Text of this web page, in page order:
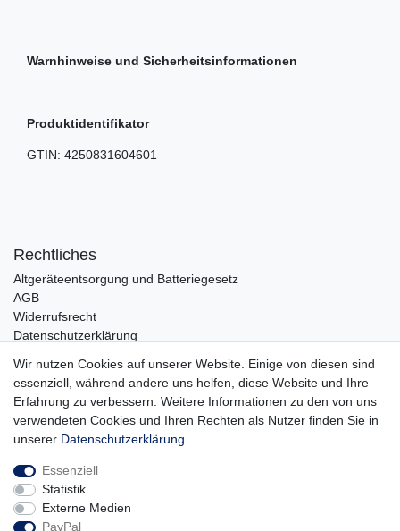
Warnhinweise und Sicherheitsinformationen
Produktidentifikator
GTIN: 4250831604601
Rechtliches
Altgeräteentsorgung und Batteriegesetz
AGB
Widerrufsrecht
Datenschutzerklärung
Impressum
Service
Zahlungsarten
Lieferung und Abholung
Unternehmen
Über uns
Karriere
Wir nutzen Cookies auf unserer Website. Einige von diesen sind
essenziell, während andere uns helfen, diese Website und Ihre
Erfahrung zu verbessern. Weitere Informationen zu den von uns
verwendeten Cookies und Ihren Rechten als Nutzer finden Sie in
unserer Daten­schutz­erklärung
Essenziell
Statistik
Externe Medien
PayPal